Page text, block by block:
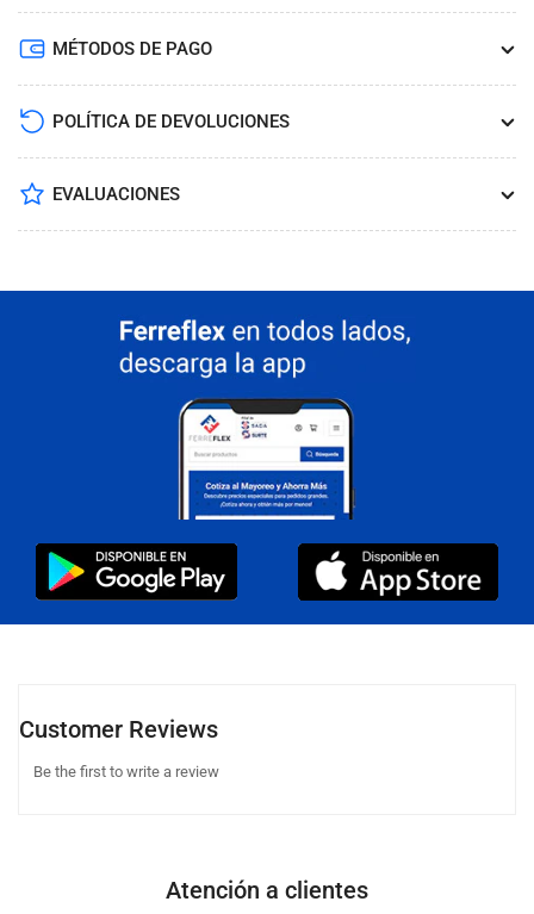
MÉTODOS DE PAGO
POLÍTICA DE DEVOLUCIONES
EVALUACIONES
Customer Reviews
Be the first to write a review
Atención a clientes